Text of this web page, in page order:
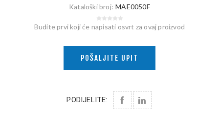
Kataloški broj: MAE0050F
Budite prvi koji će napisati osvrt za ovaj proizvod
POŠALJITE UPIT
PODIJELITE: